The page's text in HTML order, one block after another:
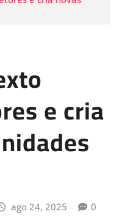
e cria
ago 24, 2025 0